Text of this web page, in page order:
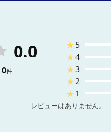
0.0
0件
★ 5
★4
★3
★2
★ 1
レビューはありません。